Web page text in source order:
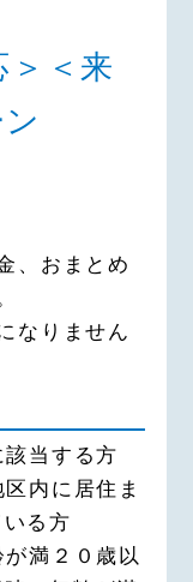
引にお
的なご
供にか
庫が加
人情報
情報の
て委託
された
め
等に基
＞＜来
、おまとめ
なりません
当する方
る方